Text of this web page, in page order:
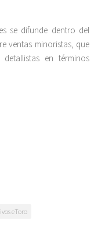
se difunde dentro del
ventas minoristas, que
en términos
eToro